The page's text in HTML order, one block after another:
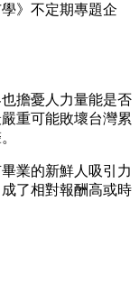
》不定期專題企
擔憂人力量能是否
重可能敗壞台灣累
業的新鮮人吸引力
了相對報酬高或時